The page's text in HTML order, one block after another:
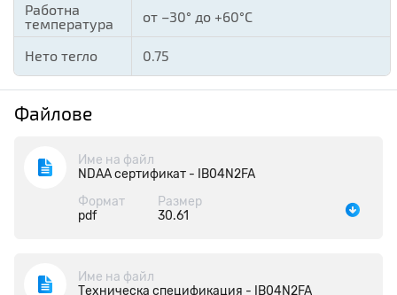
Работна
температура
от –30° до +60°C
Нето тегло 0.75
Файлове
Име на файл
NDAA сертификат - IB04N2FA
Формат
pdf
Размер
30.61
Име на файл
Техническа спецификация - IB04N2FA